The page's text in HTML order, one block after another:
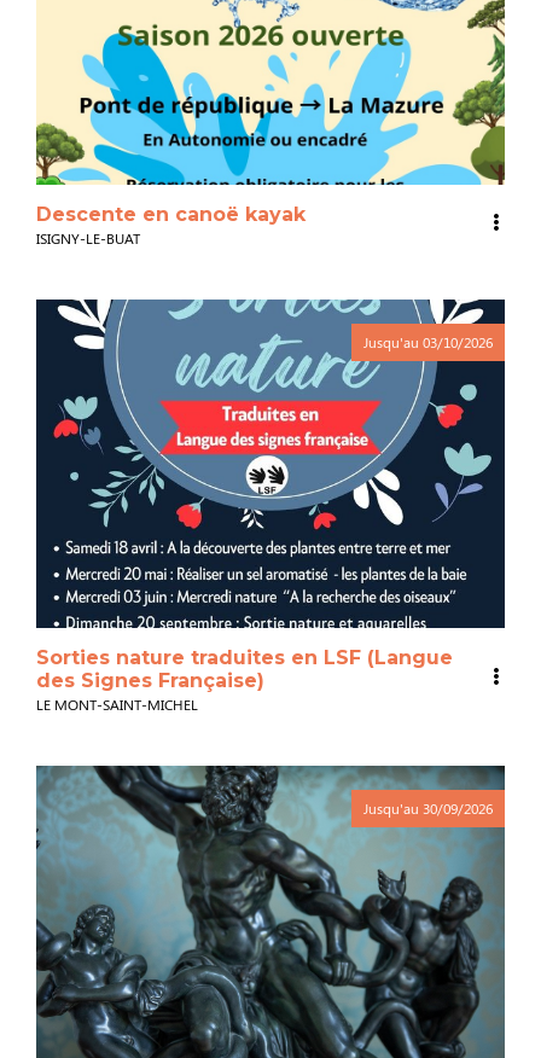
Descente en canoë kayak
ISIGNY-LE-BUAT
Jusqu'au 03/10/2026
Sorties nature traduites en LSF (Langue
des Signes Française)
LE MONT-SAINT-MICHEL
Jusqu'au 30/09/2026